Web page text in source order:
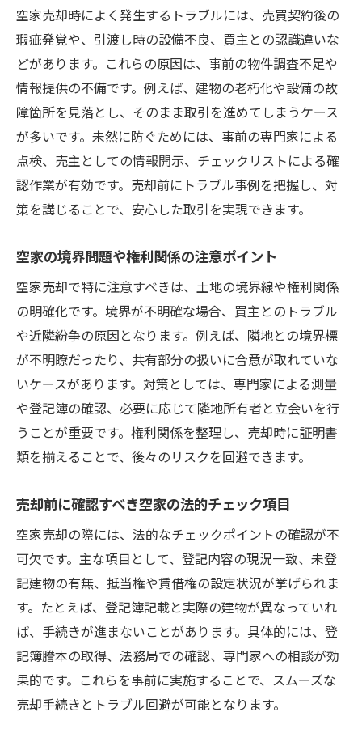
空家売却時によく発生するトラブルには、売買契約後の
瑕疵発覚や、引渡し時の設備不良、買主との認識違いな
どがあります。これらの原因は、事前の物件調査不足や
情報提供の不備です。例えば、建物の老朽化や設備の故
障箇所を見落とし、そのまま取引を進めてしまうケース
が多いです。未然に防ぐためには、事前の専門家による
点検、売主としての情報開示、チェックリストによる確
認作業が有効です。売却前にトラブル事例を把握し、対
策を講じることで、安心した取引を実現できます。
空家の境界問題や権利関係の注意ポイント
空家売却で特に注意すべきは、土地の境界線や権利関係
の明確化です。境界が不明確な場合、買主とのトラブル
や近隣紛争の原因となります。例えば、隣地との境界標
が不明瞭だったり、共有部分の扱いに合意が取れていな
いケースがあります。対策としては、専門家による測量
や登記簿の確認、必要に応じて隣地所有者と立会いを行
うことが重要です。権利関係を整理し、売却時に証明書
類を揃えることで、後々のリスクを回避できます。
売却前に確認すべき空家の法的チェック項目
空家売却の際には、法的なチェックポイントの確認が不
可欠です。主な項目として、登記内容の現況一致、未登
記建物の有無、抵当権や賃借権の設定状況が挙げられま
す。たとえば、登記簿記載と実際の建物が異なっていれ
ば、手続きが進まないことがあります。具体的には、登
記簿謄本の取得、法務局での確認、専門家への相談が効
果的です。これらを事前に実施することで、スムーズな
売却手続きとトラブル回避が可能となります。